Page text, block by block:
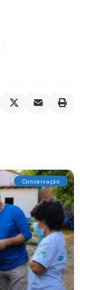
Conservação